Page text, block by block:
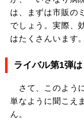
は、まずは市販の
でしょう。実際、
はたくさんいます。
ライバル第1弾
さて、このよう
単なように聞こえ
ん。